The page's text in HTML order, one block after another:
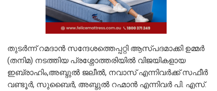
തുടർന്ന് റമദാൻ സന്ദേശത്തെപ്പറ്റി ആസ്പദമാക്കി ഉമ്മർ
(തനിമ) നടത്തിയ പ്രശ്നോത്തരിയിൽ വിജയികളായ
ഇബ്രാഹിം,അബ്ദുൽ ജലീൽ, നവാസ് എന്നിവർക്ക് സഫീർ
വണ്ടൂർ, സുബൈർ, അബ്ദുൽ റഹ്മാൻ എന്നിവർ പി. എസ്.